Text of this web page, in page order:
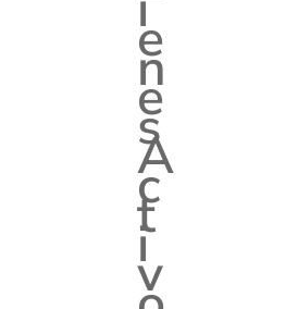
e
n
e
s
A
c
t
i
v